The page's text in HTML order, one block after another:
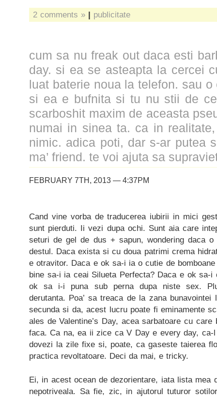
2 comments » | publicitate
cum sa nu freak out daca esti
day. si ea se asteapta la cercei
luat baterie noua la telefon. sau
si ea e bufnita si tu nu stii de
scarboshit maxim de aceasta
numai in sinea ta. ca in
nimic. adica poti, dar s-ar putea
ma’ friend. te voi ajuta sa
FEBRUARY 7TH, 2013 — 4:37PM
Cand vine vorba de traducerea iubirii in mici
sunt pierduti. Ii vezi dupa ochi. Sunt aia care
seturi de gel de dus + sapun, wondering daca o
destul. Daca exista si cu doua patrimi crema
e otravitor. Daca e ok sa-i ia o cutie de
bine sa-i ia ceai Silueta Perfecta? Daca e ok sa-
ok sa i-i puna sub perna dupa niste sex.
derutanta. Poa’ sa treaca de la zana
secunda si da, acest lucru poate fi eminamente
ales de Valentine’s Day, acea sarbatoare cu
faca. Ca na, ea ii zice ca V Day e every day, ca-
dovezi la zile fixe si, poate, ca gaseste taierea
practica revoltatoare. Deci da mai, e tricky.
Ei, in acest ocean de dezorientare, iata lista mea
nepotriveala. Sa fie, zic, in ajutorul tuturor